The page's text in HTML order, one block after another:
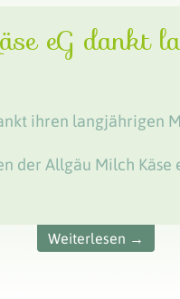
eG dankt
ihren langjährigen
der Allgäu Milch Käse
Weiterlesen →